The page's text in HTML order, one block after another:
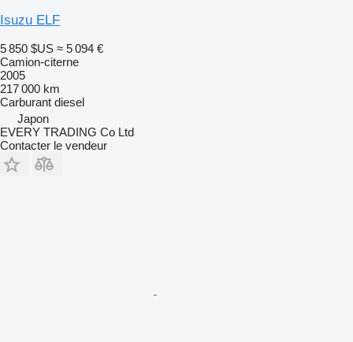
Isuzu ELF
5 850 $US ≈ 5 094 €
Camion-citerne
2005
217 000 km
Carburant diesel
Japon
EVERY TRADING Co Ltd
Contacter le vendeur